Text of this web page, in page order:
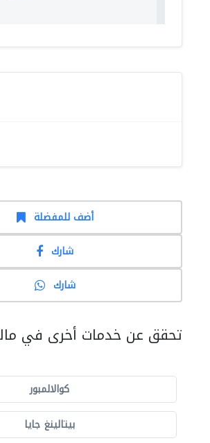
أضف للمفضلة
شارك
شارك
تحقق عن خدمات أخرى في
كوالالمبور
بيتالينغ جايا